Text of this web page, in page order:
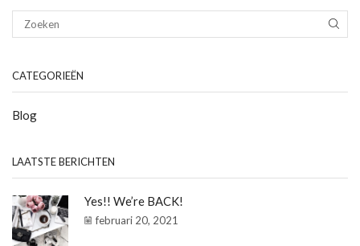
ZOEK
CATEGORIEËN
Blog
LAATSTE BERICHTEN
Yes!! We’re BACK!
februari 20, 2021